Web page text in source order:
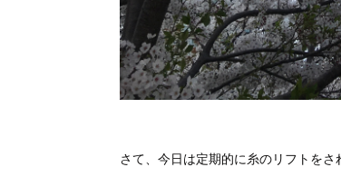
さて、今日は定期的に糸のリフトを